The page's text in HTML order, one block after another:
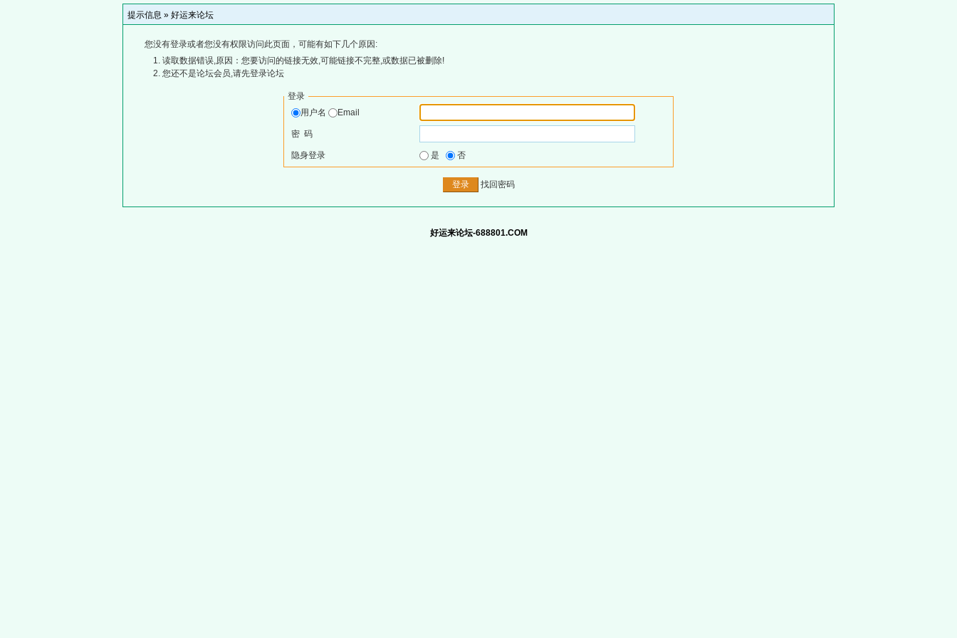
提示信息 » 好运来论坛
您没有登录或者您没有权限访问此页面，可能有如下几个原因:
读取数据错误,原因：您要访问的链接无效,可能链接不完整,或数据已被删除!
您还不是论坛会员,请先登录论坛
登录
用户名
Email
密 码
隐身登录 是 否
找回密码
好运来论坛-688801.COM